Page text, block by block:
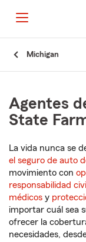
Michigan
Agentes
State
La vida nunca se
el seguro de auto
movimiento con
responsabilidad civil
médicos y
importar cuál sea
ofrecer la
necesidades,